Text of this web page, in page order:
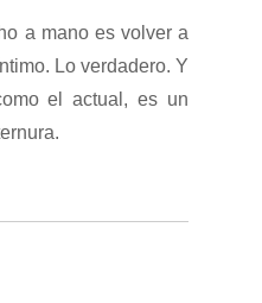
a mano es volver a
Lo verdadero. Y
el actual, es un